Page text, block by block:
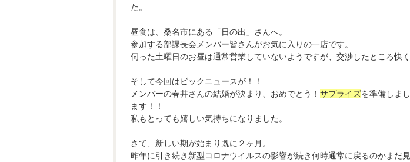
た。
昼食は、桑名市にある「日の出」さんへ。
参加する部課長会メンバー皆さんがお気に入りの一店です。
伺った土曜日のお昼は通常営業していないようですが、交渉したところ快
そして今回はビックニュースが！！
メンバーの春井さんの結婚が決まり、おめでとう！ サプライズを準備しま
ます！！
私もとっても嬉しい気持ちになりました。
さて、新しい期が始まり既に２ヶ月。
昨年に引き続き新型コロナウイルスの影響が続き何時通常に戻るのかまだ